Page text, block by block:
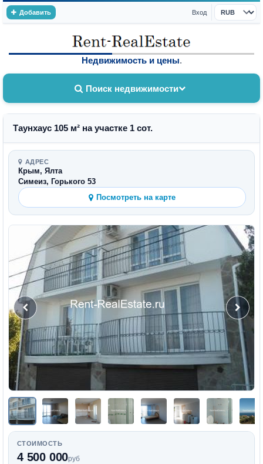
Добавить Вход
Валюта
Недвижимость и цены.
Поиск недвижимости
Таунхаус 105 м² на участке 1 сот.
АДРЕС
Крым, Ялта
Симеиз, Горького 53
Посмотреть на карте
СТОИМОСТЬ
4 500 000руб